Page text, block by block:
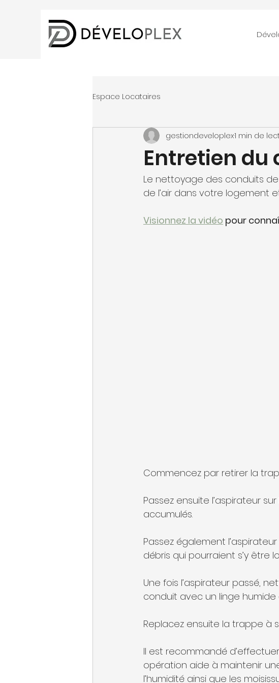
Espace Locataires
Entretien
gestiondeveloplex1 min de
Le nettoyage des conduits
de l’air dans votre logement
Visionnez la vidéo pour
Commencez par retirer la
Passez ensuite l’aspirateur
accumulés.
Passez également
débris qui pourraient s’y être
Une fois l’aspirateur passé,
conduit avec un linge humide
Replacez ensuite la trappe à
Il est recommandé
opération aide à maintenir
l’humidité ainsi que les